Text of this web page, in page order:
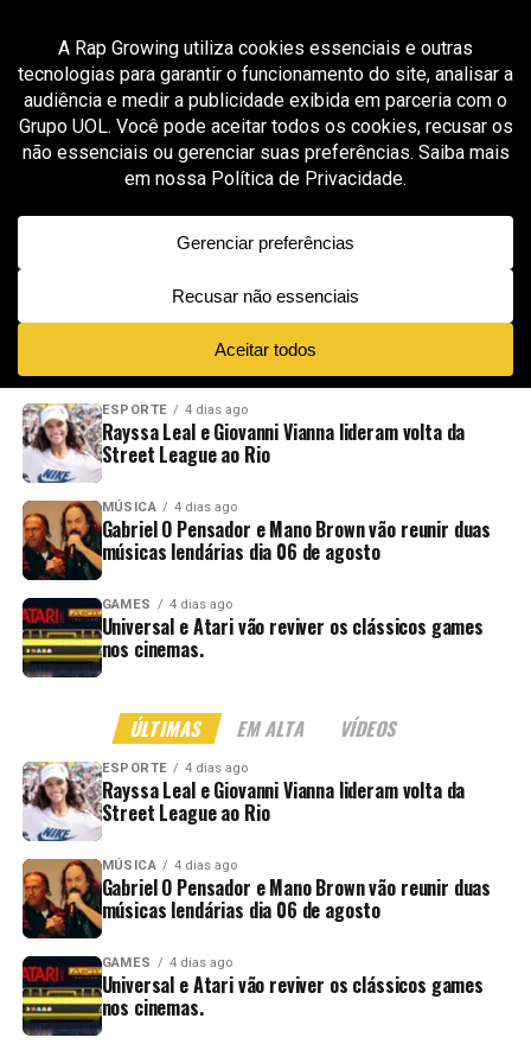
All posts tagged "Jon Moniz"
GROOVER X RAP GROWING 1 mês ago
Jon Moniz aposta em autoestima e superação
amorosa no single “Never Miss Me”
NOVIDADES EM ALTA VÍDEOS
ESPORTE 4 dias ago
Rayssa Leal e Giovanni Vianna lideram volta da
Street League ao Rio
MÚSICA 4 dias ago
Gabriel O Pensador e Mano Brown vão reunir duas
músicas lendárias dia 06 de agosto
GAMES 4 dias ago
Universal e Atari vão reviver os clássicos games
nos cinemas.
ÚLTIMAS EM ALTA VÍDEOS
ESPORTE 4 dias ago
Rayssa Leal e Giovanni Vianna lideram volta da
Street League ao Rio
MÚSICA 4 dias ago
Gabriel O Pensador e Mano Brown vão reunir duas
músicas lendárias dia 06 de agosto
GAMES 4 dias ago
Universal e Atari vão reviver os clássicos games
nos cinemas.